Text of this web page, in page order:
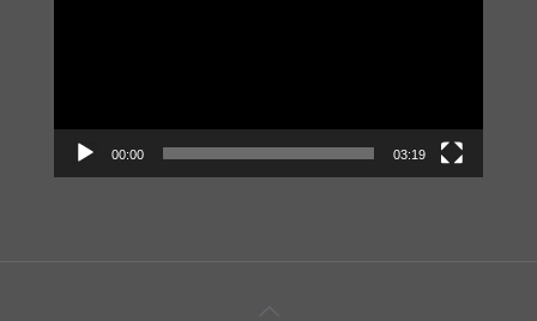
00:00 03:19